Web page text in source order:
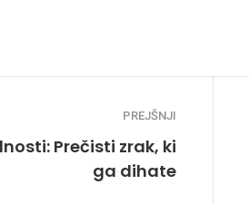
PREJŠNJI
Prečisti zrak, ki
ga dihate